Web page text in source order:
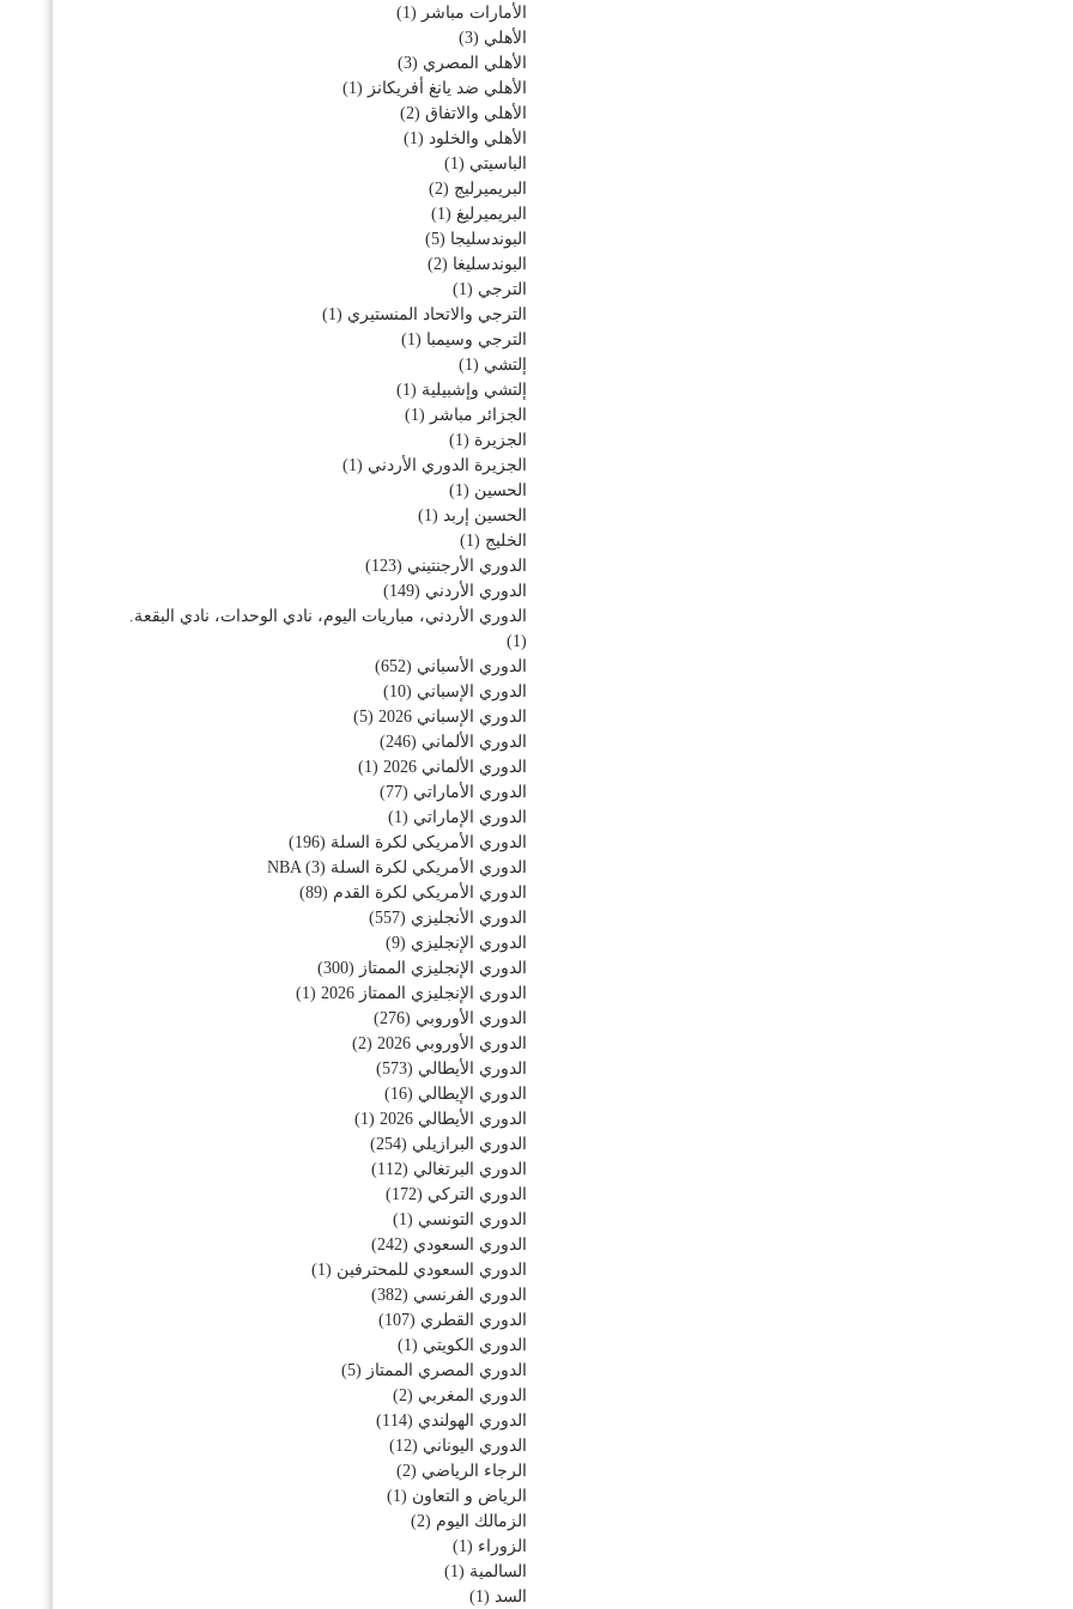
الأمارات مباشر (1)
الأهلي (3)
الأهلي المصري (3)
الأهلي ضد يانغ أفريكانز (1)
الأهلي والاتفاق (2)
الأهلي والخلود (1)
الباسيتي (1)
البريميرليج (2)
البريميرليغ (1)
البوندسليجا (5)
البوندسليغا (2)
الترجي (1)
الترجي والاتحاد المنستيري (1)
الترجي وسيمبا (1)
إلتشي (1)
إلتشي وإشبيلية (1)
الجزائر مباشر (1)
الجزيرة (1)
الجزيرة الدوري الأردني (1)
الحسين (1)
الحسين إربد (1)
الخليج (1)
الدوري الأرجنتيني (123)
الدوري الأردني (149)
الدوري الأردني، مباريات اليوم، نادي الوحدات، نادي البقعة.
(1)
الدوري الأسباني (652)
الدوري الإسباني (10)
الدوري الإسباني 2026
(5)
الدوري الألماني (246)
الدوري الألماني 2026
(1)
الدوري الأماراتي (77)
الدوري الإماراتي (1)
الدوري الأمريكي لكرة السلة (196)
الدوري الأمريكي لكرة السلة NBA (3)
الدوري الأمريكي لكرة القدم (89)
الدوري الأنجليزي (557)
الدوري الإنجليزي (9)
الدوري الإنجليزي الممتاز (300)
الدوري الإنجليزي الممتاز 2026
(1)
الدوري الأوروبي (276)
الدوري الأوروبي 2026
(2)
الدوري الأيطالي (573)
الدوري الإيطالي (16)
الدوري الأيطالي 2026
(1)
الدوري البرازيلي (254)
الدوري البرتغالي (112)
الدوري التركي (172)
الدوري التونسي (1)
الدوري السعودي (242)
الدوري السعودي للمحترفين (1)
الدوري الفرنسي (382)
الدوري القطري (107)
الدوري الكويتي (1)
الدوري المصري الممتاز (5)
الدوري المغربي (2)
الدوري الهولندي (114)
الدوري اليوناني (12)
الرجاء الرياضي (2)
الرياض و التعاون (1)
الزمالك اليوم (2)
الزوراء (1)
السالمية (1)
السد (1)